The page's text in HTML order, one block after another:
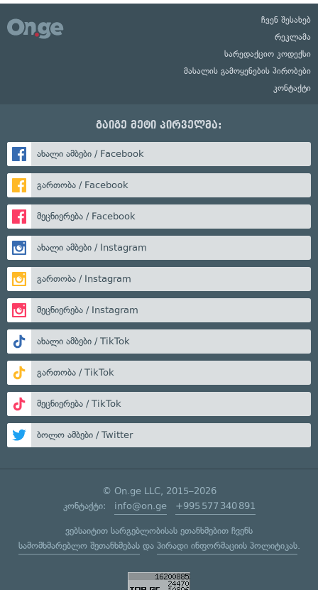
ჩვენ შესახებ
რეკლამა
სარედაქციო კოდექსი
მასალის გამოყენების პირობები
კონტაქტი
გაიგე მეტი პირველმა:
ახალი ამბები / Facebook
გართობა / Facebook
მეცნიერება / Facebook
ახალი ამბები / Instagram
გართობა / Instagram
მეცნიერება / Instagram
ახალი ამბები / TikTok
გართობა / TikTok
მეცნიერება / TikTok
ბოლო ამბები / Twitter
© On.ge LLC, 2015–2026
კონტაქტი: info@on.ge +995 577 340 891
ვებსაიტით სარგებლობისას ეთანხმებით ჩვენს
სამომხმარებლო შეთანხმებასდა პირადი ინფორმაციის პოლიტიკას.